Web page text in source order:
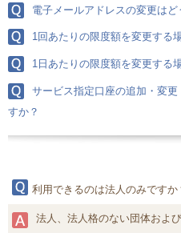
電子メールアドレスの変更は
1回あたりの限度額を変更する
1日あたりの限度額を変更する
サービス指定口座の追加・変
すか？
利用できるのは法人のみですか
法人、法人格のない団体およ